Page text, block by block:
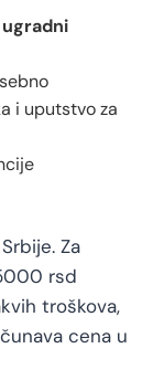
i uputstvo za
Za
rsd
troškova,
cena u